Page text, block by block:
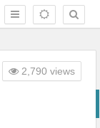
2,790 views